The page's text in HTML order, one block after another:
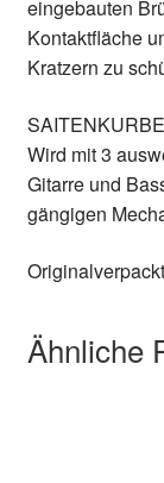
eingebauten
Kontaktfläche
Kratzern zu
Wird mit 3
Gitarre und
gängigen
Ähnliche